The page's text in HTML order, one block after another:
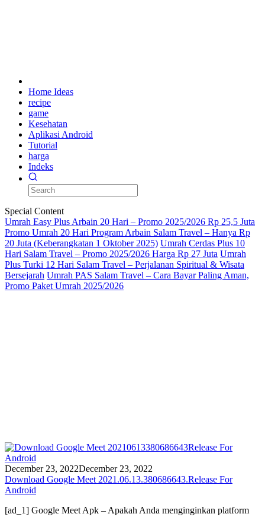
Home Ideas
recipe
game
Kesehatan
Aplikasi Android
Tutorial
harga
Indeks
Special Content
Umrah Easy Plus Arbain 20 Hari – Promo 2025/2026 Rp 25,5 Juta
Promo Umrah 20 Hari Program Arbain Salam Travel – Hanya Rp
20 Juta (Keberangkatan 1 Oktober 2025) Umrah Cerdas Plus 10
Hari Salam Travel – Promo 2025/2026 Harga Rp 27 Juta Umrah
Plus Turki 12 Hari Salam Travel – Perjalanan Spiritual & Wisata
Bersejarah Umrah PAS Salam Travel – Cara Bayar Paling Aman,
Promo Paket Umrah 2025/2026
December 23, 2022December 23, 2022
Download Google Meet 2021.06.13.380686643.Release For
Android
[ad_1] Google Meet Apk – Apakah Anda menginginkan platform